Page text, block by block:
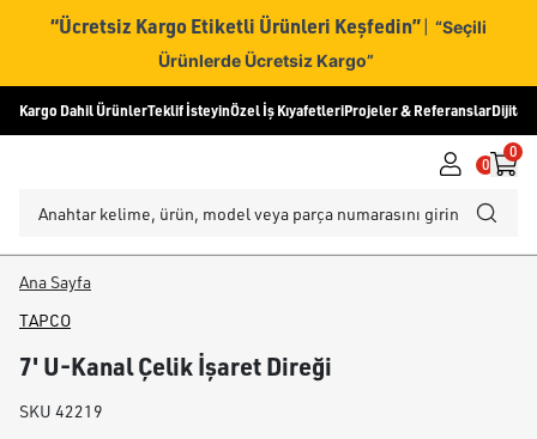
“Ücretsiz Kargo Etiketli Ürünleri Keşfedin” | “Seçili
Ürünlerde Ücretsiz Kargo”
Kargo Dahil ÜrünlerTeklif İsteyinÖzel İş KıyafetleriProjeler & ReferanslarDijital
0
0
Ana Sayfa
TAPCO
7' U-Kanal Çelik İşaret Direği
SKU 42219